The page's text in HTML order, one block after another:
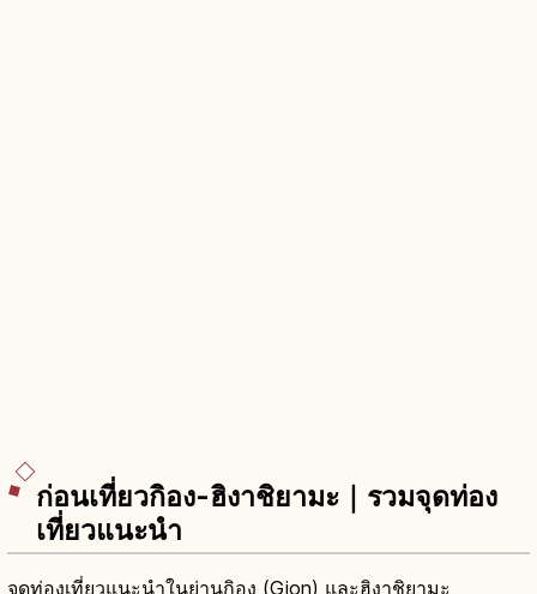
ก่อนเที่ยวกิอง-ฮิงาชิยามะ｜รวมจุดท่อง
เที่ยวแนะนำ
จุดท่องเที่ยวแนะนำในย่านกิอง (Gion) และฮิงาชิยามะ